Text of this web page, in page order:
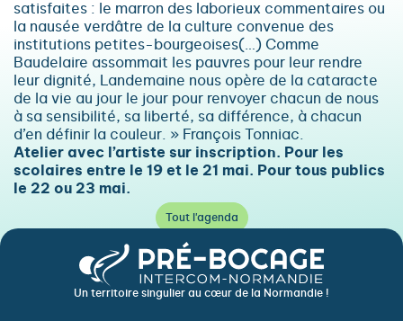
satisfaites : le marron des laborieux commentaires ou
la nausée verdâtre de la culture convenue des
institutions petites-bourgeoises(…) Comme
Baudelaire assommait les pauvres pour leur rendre
leur dignité, Landemaine nous opère de la cataracte
de la vie au jour le jour pour renvoyer chacun de nous
à sa sensibilité, sa liberté, sa différence, à chacun
d’en définir la couleur. » François Tonniac.
Atelier avec l’artiste sur inscription. Pour les
scolaires entre le 19 et le 21 mai. Pour tous publics
le 22 ou 23 mai.
Tout l'agenda
Un territoire singulier au cœur de la Normandie !